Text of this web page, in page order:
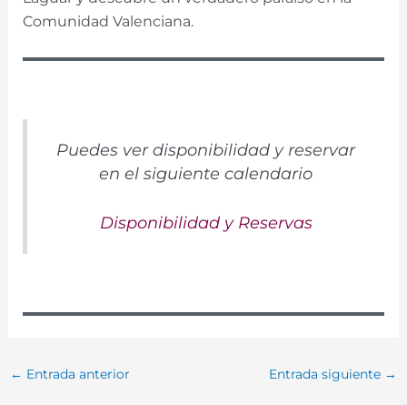
Comunidad Valenciana.
Puedes ver disponibilidad y reservar
en el siguiente calendario
Disponibilidad y Reservas
← Entrada anterior Entrada siguiente →